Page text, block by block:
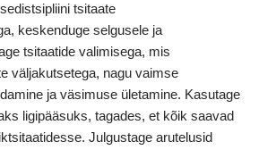
tsitaate
keskenduge selgusele ja
tsitaatide valimisega, mis
väljakutsetega, nagu vaimse
ja väsimuse ületamine. Kasutage
ligipääsuks, tagades, et kõik saavad
Julgustage arutelusid